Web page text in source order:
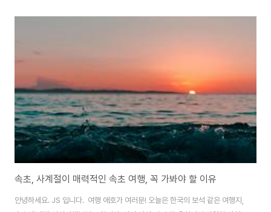
0507-1396-6740 포인트속초 유일의 들기름 메밀 막국수집 속초탑골막국
속초, 사계절이 매력적인 속초 여행, 꼭 가봐야 할 이유
안녕하세요. JS 입니다. 여행 애호가 여러분! 오늘은 한국의 보석 같은 여행지,